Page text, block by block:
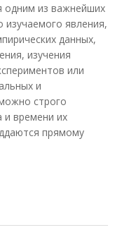
одним из важнейших
изучаемого явления,
данных,
изучения
или
и
строго
и времени их
прямому